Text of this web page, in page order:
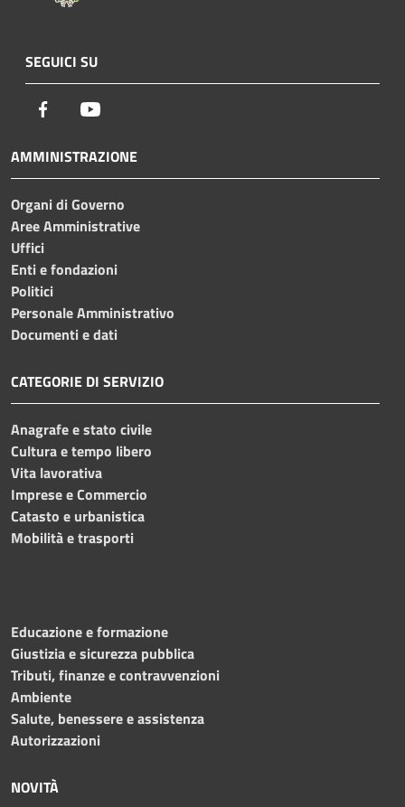
SEGUICI SU
Facebook
AMMINISTRAZIONE
Organi di Governo
Aree Amministrative
Uffici
Enti e fondazioni
Politici
Personale Amministrativo
Documenti e dati
CATEGORIE DI SERVIZIO
Anagrafe e stato civile
Cultura e tempo libero
Vita lavorativa
Imprese e Commercio
Catasto e urbanistica
Mobilità e trasporti
Educazione e formazione
Giustizia e sicurezza pubblica
Tributi, finanze e contravvenzioni
Ambiente
Salute, benessere e assistenza
Autorizzazioni
NOVITÀ